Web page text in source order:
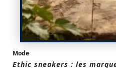
Mode
Ethic sneakers : les